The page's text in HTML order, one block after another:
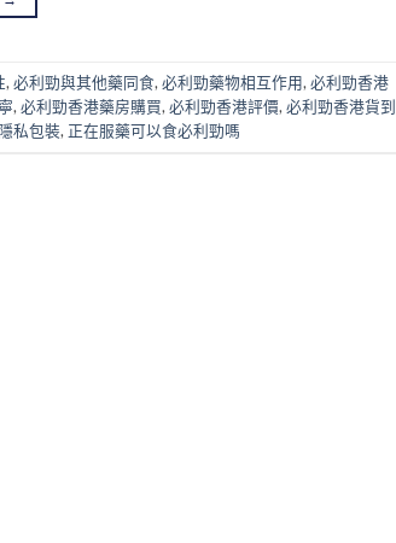
,必利勁與其他藥同食,必利勁藥物相互作用,必利勁香港
,必利勁香港藥房購買,必利勁香港評價,必利勁香港貨到
私包裝, 正在服藥可以食必利勁嗎